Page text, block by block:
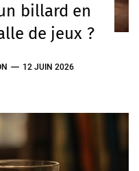
billard en
de jeux ?
12 JUIN 2026